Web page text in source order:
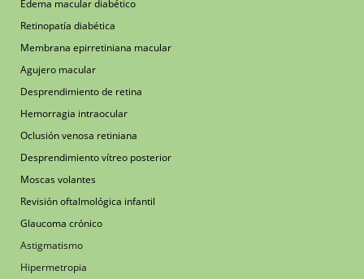
Edema macular diabético
Retinopatía diabética
Membrana epirretiniana macular
Agujero macular
Desprendimiento de retina
Hemorragia intraocular
Oclusión venosa retiniana
Desprendimiento vítreo posterior
Moscas volantes
Revisión oftalmológica infantil
Glaucoma crónico
Astigmatismo
Hipermetropia